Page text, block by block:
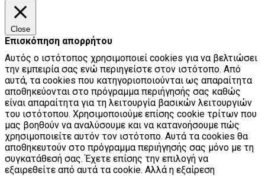
Close
Επισκόπηση απορρήτου
Αυτός ο ιστότοπος χρησιμοποιεί cookies για να βελτιώσει
την εμπειρία σας ενώ περιηγείστε στον ιστότοπο. Από
αυτά, τα cookies που κατηγοριοποιούνται ως απαραίτητα
αποθηκεύονται στο πρόγραμμα περιήγησής σας καθώς
είναι απαραίτητα για τη λειτουργία βασικών λειτουργιών
του ιστότοπου. Χρησιμοποιούμε επίσης cookie τρίτων που
μας βοηθούν να αναλύσουμε και να κατανοήσουμε πώς
χρησιμοποιείτε αυτόν τον ιστότοπο. Αυτά τα cookies θα
αποθηκευτούν στο πρόγραμμα περιήγησής σας μόνο με τη
συγκατάθεσή σας. Έχετε επίσης την επιλογή να
εξαιρεθείτε από αυτά τα cookie. Αλλά η εξαίρεση